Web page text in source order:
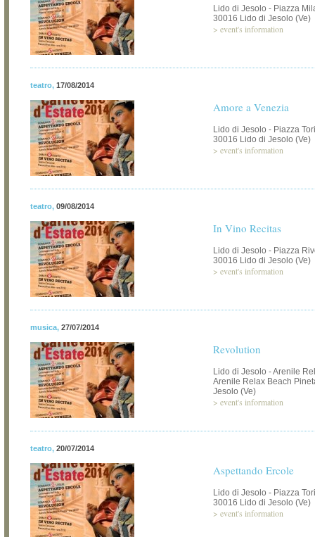
Lido di Jesolo - Piazza
30016 Lido di Jesolo (Ve)
> event's information
teatro, 17/08/2014
Amore a Venezia
Lido di Jesolo - Piazza
30016 Lido di Jesolo (Ve)
> event's information
teatro, 09/08/2014
In Vino Recitas
Lido di Jesolo - Piazza
30016 Lido di Jesolo (Ve)
> event's information
musica, 27/07/2014
Revolution
Lido di Jesolo - Arenile
Arenile Relax Beach
Jesolo (Ve)
> event's information
teatro, 20/07/2014
Aspettando Ercole
Lido di Jesolo - Piazza
30016 Lido di Jesolo (Ve)
> event's information